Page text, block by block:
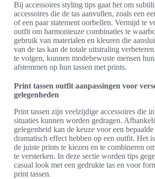
Bij accessoires styling tips gaat het om
accessoires die de tas aanvullen, zoals een
of een paar statement oorbellen. Vermijd te
outfit om harmonieuze combinaties te
gebruik van materialen en kleuren die
van de tas kan de totale uitstraling
te volgen, kunnen modebewuste mensen
afstemmen op hun tassen met prints.
Print tassen outfit aanpassingen voor
gelegenheden
Print tassen zijn veelzijdige accessoires die
situaties kunnen worden gedragen.
gelegenheid kan de keuze voor een
dramatisch effect hebben op een outfit. Het
de juiste prints te kiezen en te combineren
te versterken. In deze sectie worden tips
casual look met een gedrukte tas en voor
print tassen.